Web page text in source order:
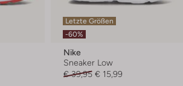
Letzte Größen
-60%
Nike
Sneaker Low
€ 39,95 € 15,99